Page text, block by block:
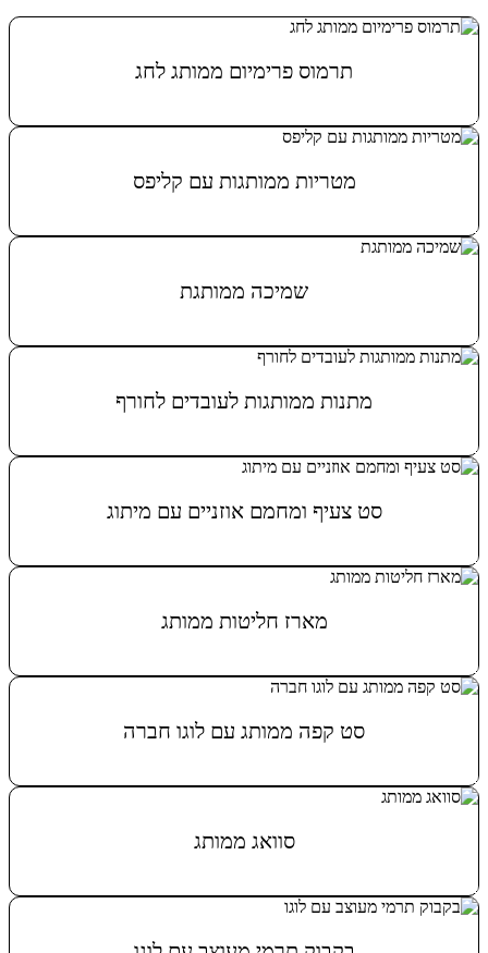
תרמוס פרימיום ממותג לחג
מידע נוסף
מטריות ממותגות עם קליפס
מידע נוסף
שמיכה ממותגת
מידע נוסף
מתנות ממותגות לעובדים לחורף
מידע נוסף
סט צעיף ומחמם אוזניים עם מיתוג
מידע נוסף
מארז חליטות ממותג
מידע נוסף
סט קפה ממותג עם לוגו חברה
מידע נוסף
סוואג ממותג
מידע נוסף